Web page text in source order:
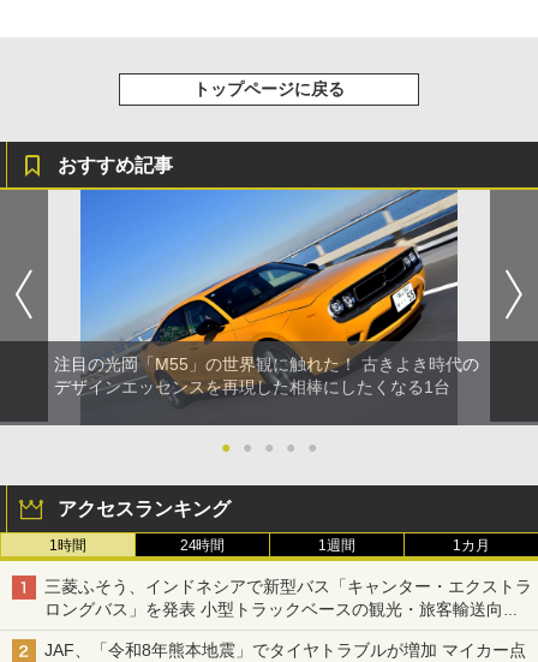
トップページに戻る
おすすめ記事
注目の光岡「M55」の世界観に触れた！ 古きよき時代の
デザインエッセンスを再現した相棒にしたくなる1台
● ● ● ● ●
アクセスランキング
1時間 24時間 1週間 1カ月
三菱ふそう、インドネシアで新型バス「キャンター・エクストラ
ロングバス」を発表 小型トラックベースの観光・旅客輸送向け
バス
JAF、「令和8年熊本地震」でタイヤトラブルが増加 マイカー点